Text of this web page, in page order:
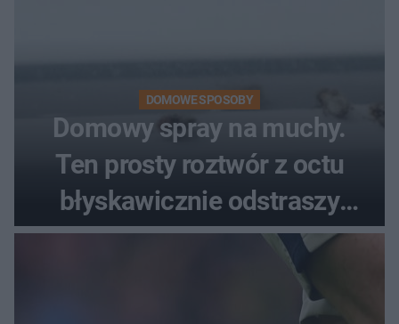
DOMOWE SPOSOBY
Domowy spray na muchy.
Ten prosty roztwór z octu
błyskawicznie odstraszy
uciążliwe owady